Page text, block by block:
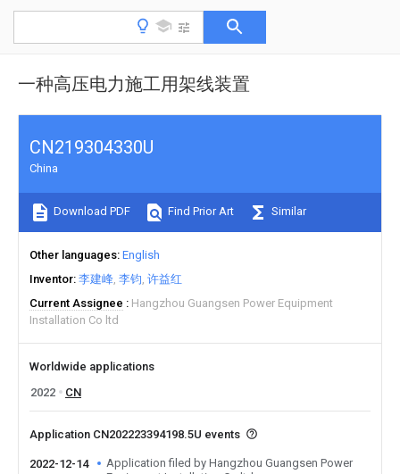
一种高压电力施工用架线装置
CN219304330U
China
Download PDF Find Prior Art Similar
Other languages English
Inventor 李建峰 李钧 许益红
Current Assignee
Hangzhou Guangsen Power Equipment
Installation Co ltd
Worldwide applications
2022
CN
Application CN202223394198.5U events
2022-12-14
Application filed by Hangzhou Guangsen Power